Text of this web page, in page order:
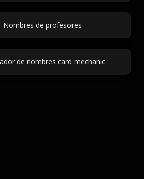
Nombres de profesores
de nombres card mechanic